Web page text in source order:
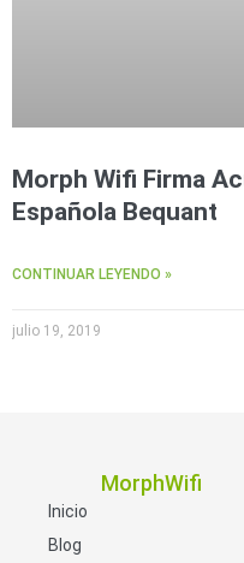
Morph Wifi Firma
Española Bequant
CONTINUAR LEYENDO »
julio 19, 2019
MorphWifi
Inicio
Blog